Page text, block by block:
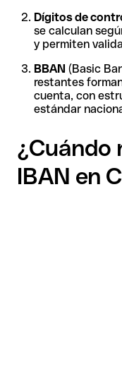
Dígitos de
se calculan
y permiten
BBAN (Basic
restantes
cuenta, con
estándar
¿Cuándo
IBAN en